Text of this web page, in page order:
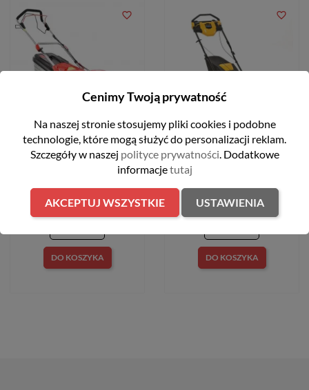
Kosiarka spalinowa 48cm
170 cm3 Hecht 550SW
DO KOSZYKA
favorite_border
Kosiarka spalinowa z
napędem 46 cm 159 cm3
2,5kW Cub Cadet LM2
2 399,00 zł
DO KOSZYKA
favorite_border
Cenimy Twoją prywatność
Na naszej stronie stosujemy pliki cookies i podobne
technologie, które mogą służyć do personalizacji reklam.
Szczegóły w naszej polityce prywatności . Dodatkowe
informacjetutaj
AKCEPTUJ WSZYSTKIE USTAWIENIA